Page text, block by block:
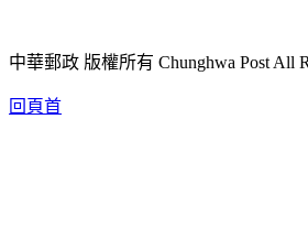
中華郵政 版權所有 Chunghwa Post All
回頁首